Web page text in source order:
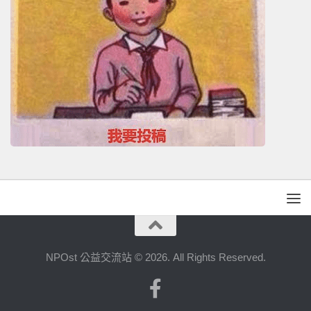
NPOst 公益交流站 © 2026. All Rights Reserved.